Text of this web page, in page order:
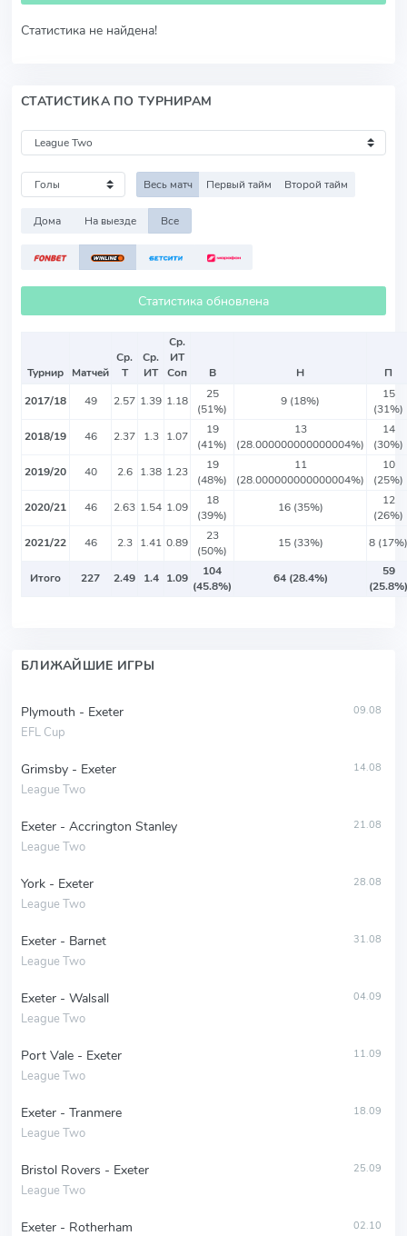
Статистика не найдена!
СТАТИСТИКА ПО ТУРНИРАМ
Весь матч Первый тайм Второй тайм
Дома На выезде Все
Статистика обновлена
Турнир Матчей
Ср.
Т
Ср.
ИТ
Ср.
ИТ
Соп
В Н
П
2017/18
49 2.57 1.39 1.18
25
(51%)
9 (18%)
15
(31%)
2018/19
46 2.37 1.3 1.07
19
(41%)
13
(28.000000000000004%)
14
(30%)
2019/20
40 2.6 1.38 1.23
19
(48%)
11
(28.000000000000004%)
10
(25%)
2020/21
46 2.63 1.54 1.09
18
(39%)
16 (35%)
12
(26%)
2021/22
46 2.3 1.41 0.89
23
(50%)
15 (33%) 8 (17%)
Итого 227 2.49 1.4 1.09
104
(45.8%)
64 (28.4%)
59
(25.8%)
БЛИЖАЙШИЕ ИГРЫ
Plymouth - Exeter
EFL Cup
09.08
Grimsby - Exeter
League Two
14.08
Exeter - Accrington Stanley
League Two
21.08
York - Exeter
League Two
28.08
Exeter - Barnet
League Two
31.08
Exeter - Walsall
League Two
04.09
Port Vale - Exeter
League Two
11.09
Exeter - Tranmere
League Two
18.09
Bristol Rovers - Exeter
League Two
25.09
Exeter - Rotherham 02.10